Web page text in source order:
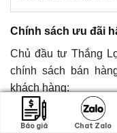
Chính sách ưu đãi
Chủ đầu tư Thắng
chính sách bán
khách hàng:
Thanh toán giãn
dòng tiền.
Báo giá Chat Zalo
Báo giá Chat Zalo